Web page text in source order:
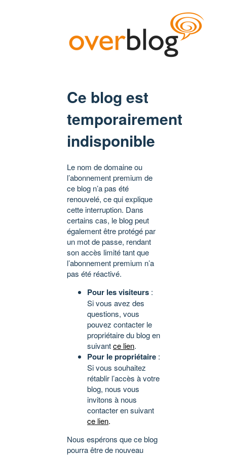
Ce blog est
temporairement
indisponible
Le nom de domaine ou
l’abonnement premium de
ce blog n’a pas été
renouvelé, ce qui explique
cette interruption. Dans
certains cas, le blog peut
également être protégé par
un mot de passe, rendant
son accès limité tant que
l’abonnement premium n’a
pas été réactivé.
Pour les visiteurs :
Si vous avez des
questions, vous
pouvez contacter le
propriétaire du blog en
suivantce lien.
Pour le propriétaire :
Si vous souhaitez
rétablir l’accès à votre
blog, nous vous
invitons à nous
contacter en suivant
ce lien.
Nous espérons que ce blog
pourra être de nouveau